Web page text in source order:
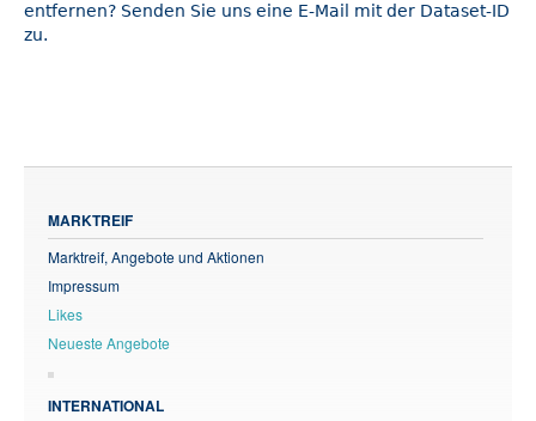
entfernen? Senden Sie uns eine E-Mail mit der Dataset-ID
zu.
MARKTREIF
Marktreif, Angebote und Aktionen
Impressum
Likes
Neueste Angebote
INTERNATIONAL